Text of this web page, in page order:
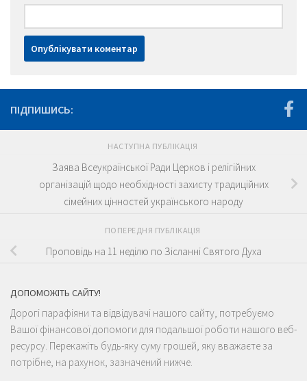
ПІДПИШИСЬ:
НАСТУПНА ПУБЛІКАЦІЯ
Заява Всеукраїнської Ради Церков і релігійних
організацій щодо необхідності захисту традиційних
сімейних цінностей українського народу
ПОПЕРЕДНЯ ПУБЛІКАЦІЯ
Проповідь на 11 неділю по Зісланні Святого Духа
ДОПОМОЖІТЬ САЙТУ!
Дорогі парафіяни та відвідувачі нашого сайту, потребуємо
Вашої фінансової допомоги для подальшої роботи нашого веб-
ресурсу. Перекажіть будь-яку суму грошей, яку вважаєте за
потрібне, на рахунок, зазначений нижче.